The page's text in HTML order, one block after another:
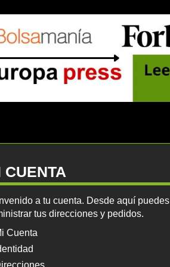
CUENTA
a tu cuenta. Desde aquí puedes
tus direcciones y pedidos.
Cuenta